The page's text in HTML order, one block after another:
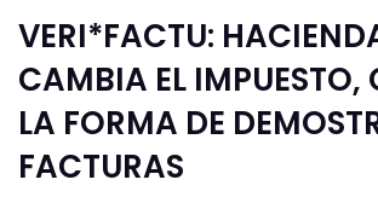
VERI*FACTU:
CAMBIA EL
LA FORMA DE
FACTURAS